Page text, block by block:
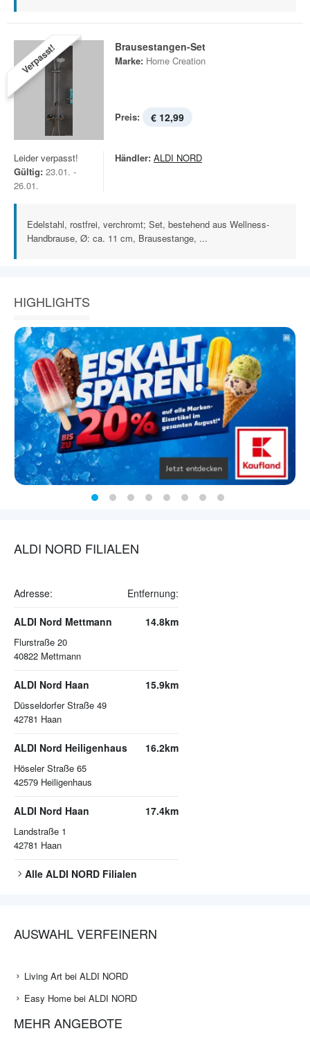
Verpasst! Brausestangen-Set
Marke: Home Creation
Preis: € 12,99
Leider verpasst!
Gültig: 23.01. -
26.01.
Händler: ALDI NORD
Edelstahl, rostfrei, verchromt; Set, bestehend aus Wellness-
Handbrause, Ø: ca. 11 cm, Brausestange, ...
HIGHLIGHTS
ALDI NORD FILIALEN
Adresse: Entfernung:
ALDI Nord Mettmann
Flurstraße 20
40822 Mettmann
14.8km
ALDI Nord Haan
Düsseldorfer Straße 49
42781 Haan
15.9km
ALDI Nord Heiligenhaus
Höseler Straße 65
42579 Heiligenhaus
16.2km
ALDI Nord Haan
Landstraße 1
42781 Haan
17.4km
Alle ALDI NORD Filialen
AUSWAHL VERFEINERN
Living Art bei ALDI NORD
Easy Home bei ALDI NORD
MEHR ANGEBOTE